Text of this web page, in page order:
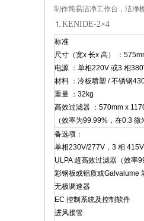
制作简易洁净工作台，洁净
⒈KENIDE-2×4
标准
尺寸（宽x 长x 高） ：
电源 ：单相220V 或3 相
材料 ：冷板喷塑 / 不锈钢
重量 ：32kg
高效过滤器 ：570mm x
（效率为99.99%，在0.3 微
备选项：
单相230V/277V，3 相
ULPA 超高效过滤器（效率
彩钢板或铝质或Galvalume
无极调速器
EC 控制系统及控制软件
进风接管